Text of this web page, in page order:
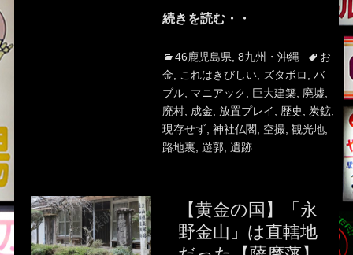
続きを読む・・
Categories
46鹿児島県 8九州・沖縄 Tags
お
金
これはきびしい, ズタボロ
バ
ブル, マニアック 巨大建築, 廃墟
廃村, 成金 放置プレイ 歴史 炭鉱,
現存せず, 神社仏閣 空撮, 観光地,
路地裏 遊郭, 遺跡
【黄金の国】「永
野金山」は直轄地